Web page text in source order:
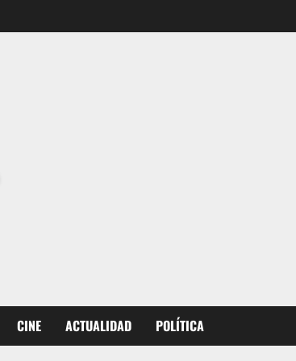
CINE ACTUALIDAD POLÍTICA